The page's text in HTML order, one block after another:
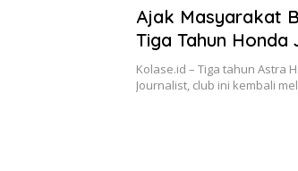
Ajak Masyarakat
Tiga Tahun
FC Journalist
Kolase.id – Tiga tahun Astra
Journalist, club ini kembali